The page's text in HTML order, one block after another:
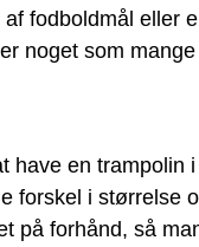
fodboldmål eller
noget som
have en trampolin
forskel i størrelse
forhånd, så